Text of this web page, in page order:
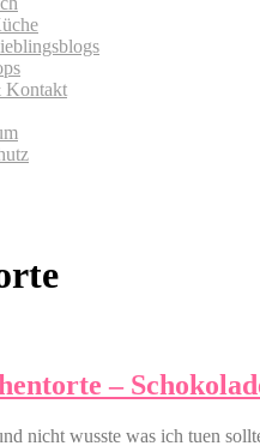
Kontakt
–
nicht wusste was ich tuen